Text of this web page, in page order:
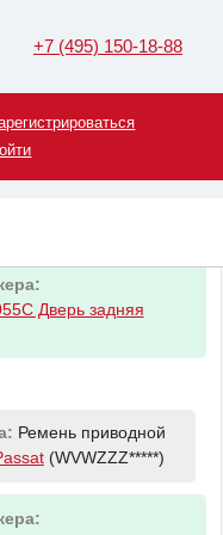
+7 (495) 150-18-88
Дверь задняя
Ремень приводной
(WVWZZZ*****)